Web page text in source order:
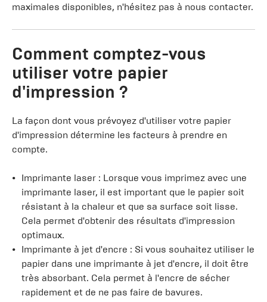
maximales disponibles, n'hésitez pas à nous contacter.
Comment comptez-vous
utiliser votre papier
d'impression ?
La façon dont vous prévoyez d'utiliser votre papier
d'impression détermine les facteurs à prendre en
compte.
Imprimante laser : Lorsque vous imprimez avec une
imprimante laser, il est important que le papier soit
résistant à la chaleur et que sa surface soit lisse.
Cela permet d'obtenir des résultats d'impression
optimaux.
Imprimante à jet d'encre : Si vous souhaitez utiliser le
papier dans une imprimante à jet d'encre, il doit être
très absorbant. Cela permet à l'encre de sécher
rapidement et de ne pas faire de bavures.